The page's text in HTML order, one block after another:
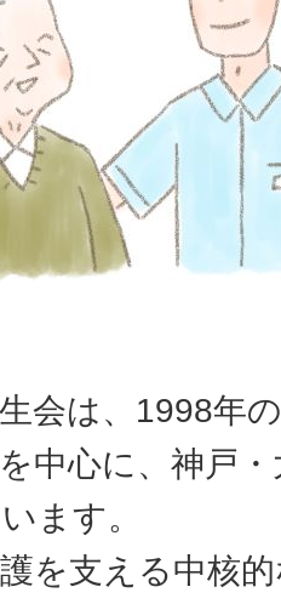
会は、1998年
中心に、神戸
ます。
を支える中核